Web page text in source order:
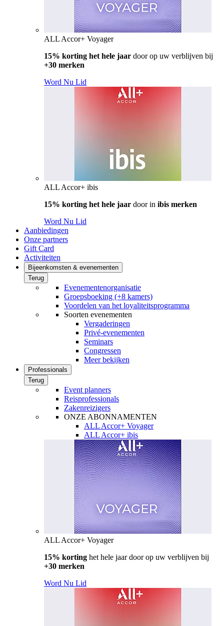
ALL Accor+ Voyager
15% korting het hele jaar door op uw verblijven bij
+30 merken
Word Nu Lid
ALL Accor+ ibis
15% korting het hele jaar door in ibis merken
Word Nu Lid
Aanbiedingen
Onze partners
Gift Card
Activiteiten
Bijeenkomsten & evenementen
Terug
Evenementenorganisatie
Groepsboeking (+8 kamers)
Voordelen van het loyaliteitsprogramma
Soorten evenementen
Vergaderingen
Privé-evenementen
Seminars
Congressen
Meer bekijken
Professionals
Terug
Event planners
Reisprofessionals
Zakenreizigers
ONZE ABONNAMENTEN
ALL Accor+ Voyager
ALL Accor+ ibis
ALL Accor+ Voyager
15% korting het hele jaar door op uw verblijven bij
+30 merken
Word Nu Lid